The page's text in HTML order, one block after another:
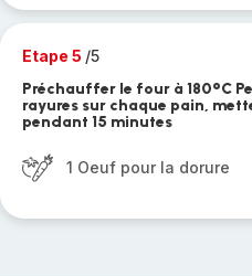
Etape 5 /5
Préchauffer le four à 180°C
rayures sur chaque pain,
pendant 15 minutes
1 Oeuf pour la dorure